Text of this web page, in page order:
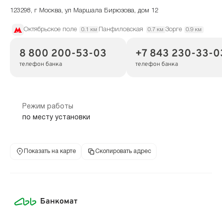
123298, г Москва, ул Маршала Бирюзова, дом 12
Октябрьское поле 0.1 км Панфиловская 0.7 км Зорге 0.9 км
8 800 200-53-03
телефон банка
+7 843 230-33-
телефон банка
Режим работы
по месту установки
Показать на карте Скопировать адрес
Банкомат